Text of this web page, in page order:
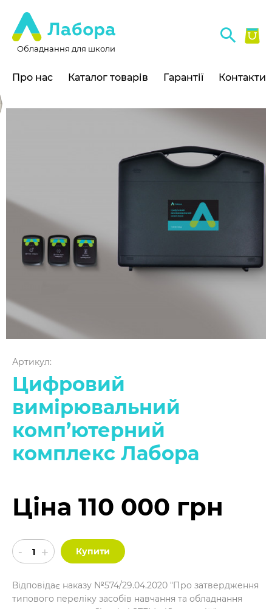
Обладнання для школи
Про нас Каталог товарів Гарантії Контакти
Артикул:
Цифровий
вимірювальний
комп’ютерний
комплекс Лабора
Ціна 110 000 грн
Купити
Відповідає наказу №574/29.04.2020 "Про затвердження
типового переліку засобів навчання та обладнання